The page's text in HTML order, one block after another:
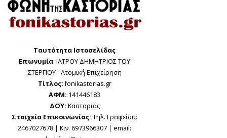
Ταυτότητα Ιστοσελίδας
Επωνυμία: ΙΑΤΡΟΥ ΔΗΜΗΤΡΙΟΣ ΤΟΥ
ΣΤΕΡΓΙΟΥ - Ατομική Επιχείρηση
Τίτλος:fonikastorias.gr
ΑΦΜ: 141446183
ΔΟΥ: Καστοριάς
Στοιχεία Επικοινωνίας: Τηλ. Γραφείου:
2467027678 | Κιν. 6973966307 | email: